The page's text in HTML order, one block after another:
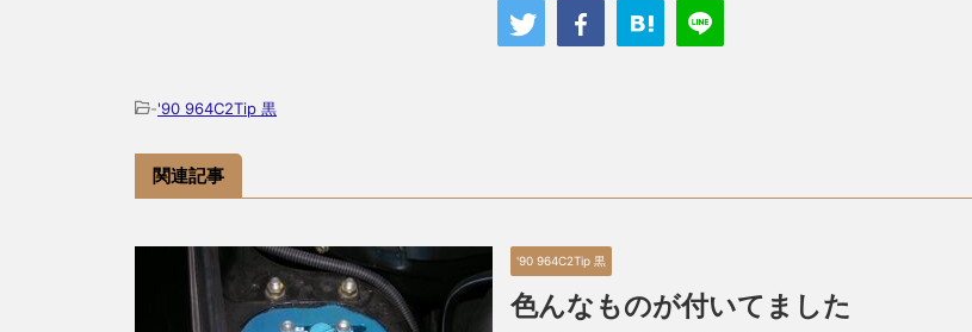
-'90 964C2Tip 黒
関連記事
'90 964C2Tip 黒
色んなものが付いてました